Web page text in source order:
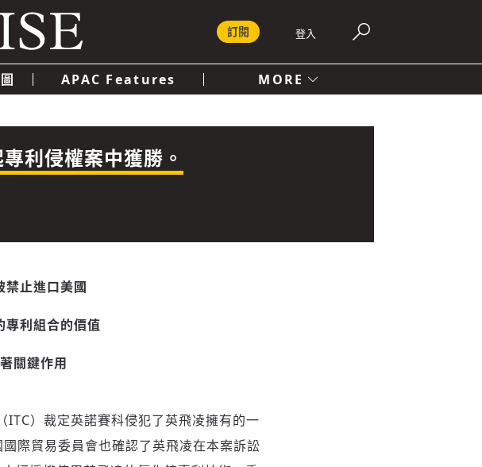
登入
訂閱
APAC Features MORE
社會
利侵權案中獲勝。
禁止進口美國
專利組合的價值
關鍵作用
）裁定英諾賽科侵犯了英飛凌擁有的一
際貿易委員會也確認了英飛凌在本案訴訟